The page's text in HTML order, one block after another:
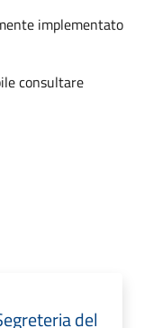
implementato
consultare
del